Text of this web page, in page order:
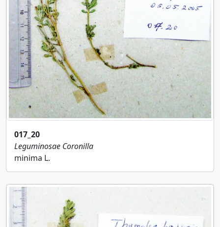
017_20
Leguminosae Coronilla
minima L.